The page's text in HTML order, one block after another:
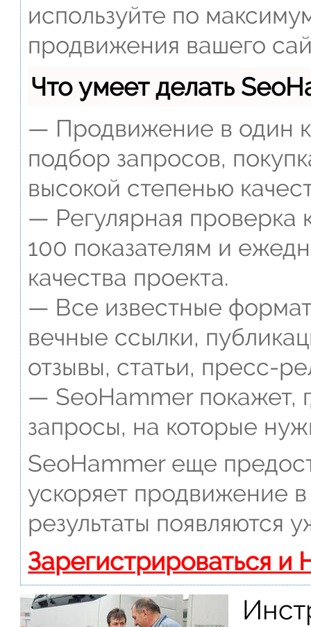
используйте по
продвижения вашего
Что умеет делать
— Продвижение в один
подбор запросов,
высокой степенью
— Регулярная проверка
100 показателям и
качества проекта.
— Все известные
вечные ссылки,
отзывы, статьи, пресс-
— SeoHammer покажет,
запросы, на которые
SeoHammer еще
ускоряет продвижение
результаты появляются
Зарегистрироваться и